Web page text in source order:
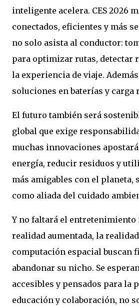
inteligente acelera. CES 2026
conectados, eficientes y más
no solo asista al conductor:
para optimizar rutas, detectar
la experiencia de viaje.
soluciones en baterías y carga
El futuro también será
global que exige
muchas innovaciones
energía, reducir residuos y
más amigables con el planeta,
como aliada del cuidado
Y no faltará el
realidad aumentada, la
computación espacial buscan
abandonar su nicho. Se
accesibles y pensados para la
educación y colaboración, no